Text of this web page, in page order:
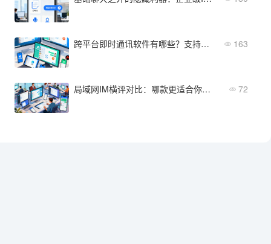
跨平台即时通讯软件有哪些？支持Windows/Mac/Linux/鸿蒙 163
局域网IM横评对比：哪款更适合你的企业？ 72